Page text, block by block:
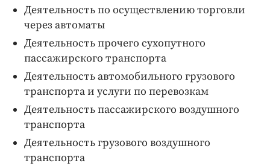
Деятельность по осуществлению торговли
через автоматы
Деятельность прочего сухопутного
пассажирского транспорта
Деятельность автомобильного грузового
транспорта и услуги по перевозкам
Деятельность пассажирского воздушного
транспорта
Деятельность грузового воздушного
транспорта